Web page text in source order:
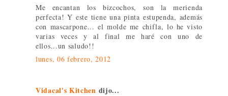
Me encantan los bizcochos, son la merienda
perfecta! Y este tiene una pinta estupenda, además
con mascarpone... el molde me chifla, lo he visto
varias veces y al final me haré con uno de
ellos...un saludo!!
lunes, 06 febrero, 2012
Vidacal's Kitchen dijo...